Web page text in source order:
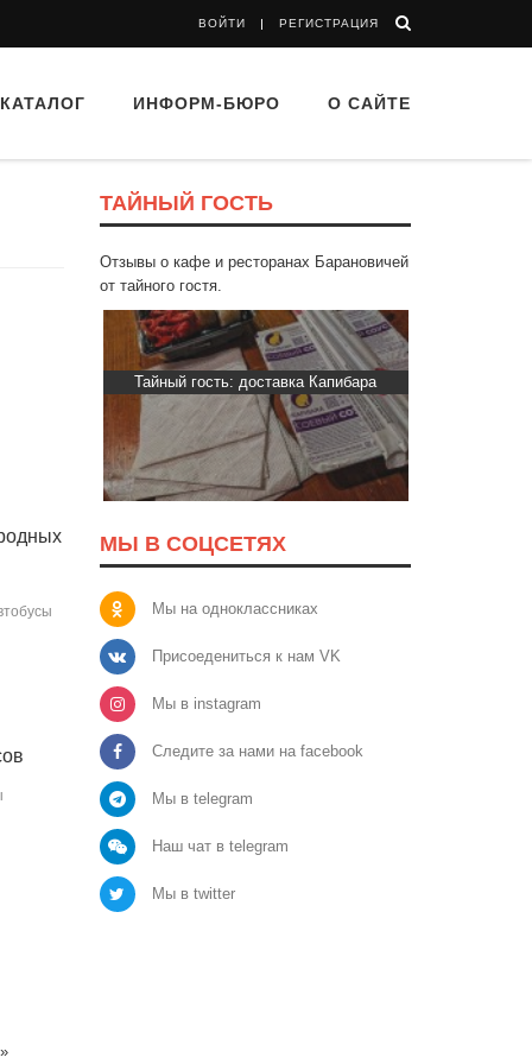
ВОЙТИ РЕГИСТРАЦИЯ
КАТАЛОГ ИНФОРМ-БЮРО О САЙТЕ
ТАЙНЫЙ ГОСТЬ
Отзывы о кафе и ресторанах Барановичей
от тайного гостя.
Тайный гость: кафе «Автограф»
МЫ В СОЦСЕТЯХ
Мы на одноклассниках
Присоедениться к нам VK
Мы в instagram
Следите за нами на facebook
Мы в telegram
Наш чат в telegram
Мы в twitter